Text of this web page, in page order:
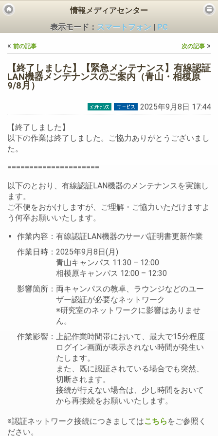
ス
情報メディアセンター
表示モード： スマートフォン
PC
« 前の記事 次の記事 »
【終了しました】【緊急メンテナンス】有線認証
LAN機器メンテナンスのご案内（青山・相模原
9/8月）
2025年9月8日 17:44
【終了しました】
以下の作業は終了しました。ご協力ありがとうございまし
た。
=====================
以下のとおり、有線認証LAN機器のメンテナンスを実施し
ます。
ご不便をおかけしますが、ご理解・ご協力いただけますよ
う何卒お願いいたします。
作業内容：有線認証LAN機器のサーバ証明書更新作業
作業日時：2025年9月8日(月)
青山キャンパス 11:30 – 12:00
相模原キャンパス 12:00 – 12:30
影響箇所：両キャンパスの教卓、ラウンジなどのユー
ザー認証が必要なネットワーク
※研究室のネットワークに影響はありませ
ん。
作業影響：上記作業時間帯において、最大で15分程度
ログイン画面が表示されない時間が発生い
たします。
また、既に認証されている場合でも突然、
切断されます。
接続が行えない場合は、少し時間をおいて
から再接続をお願いいたします。
※認証ネットワーク接続につきましてはこちら をご参照く
ださい。